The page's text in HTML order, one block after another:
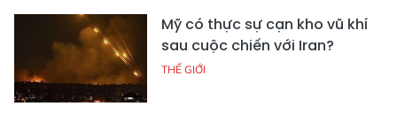
Mỹ có thực sự cạn kho vũ khí
sau cuộc chiến với Iran?
THẾ GIỚI